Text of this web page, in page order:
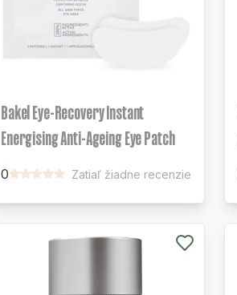
Bakel Eye-Recovery Instant
Energising Anti-Ageing Eye Patch
0 Zatiaľ žiadne recenzie